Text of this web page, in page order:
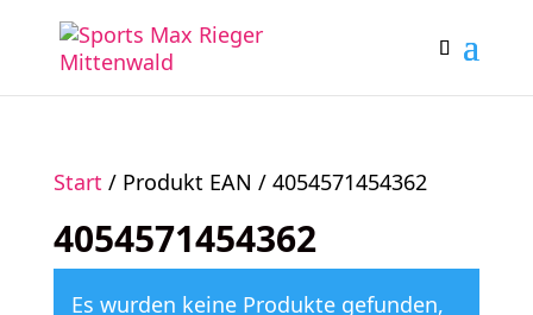
Start / Produkt EAN / 4054571454362
4054571454362
Es wurden keine Produkte gefunden,